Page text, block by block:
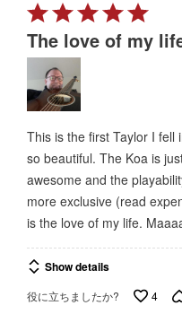
Rated
5
out
5
The love of my
This is the first Taylor I fell
so beautiful. The Koa is
awesome and the
more exclusive (read
is the love of my life.
Show details
役に立ちましたか? 4